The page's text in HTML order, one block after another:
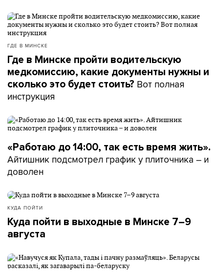
ГДЕ В МИНСКЕ
Где в Минске пройти водительскую
медкомиссию, какие документы нужны и
сколько это будет стоить? Вот полная
инструкция
«Работаю до 14:00, так есть время жить».
Айтишник подсмотрел график у плиточника – и
доволен
КУДА ПОЙТИ
Куда пойти в выходные в Минске 7–9
августа